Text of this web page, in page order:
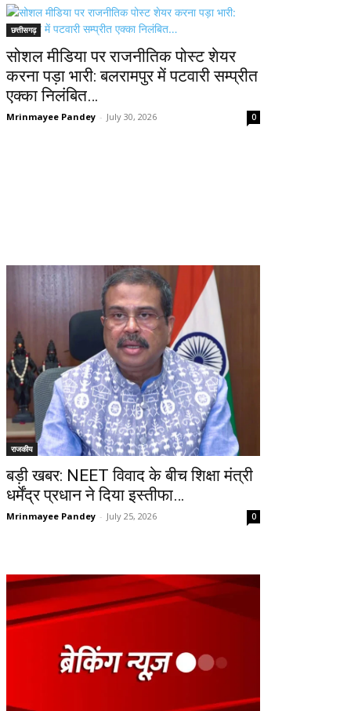
छत्तीसगढ़
सोशल मीडिया पर राजनीतिक पोस्ट शेयर
करना पड़ा भारी: बलरामपुर में पटवारी सम्प्रीत
एक्का निलंबित…
Mrinmayee Pandey - July 30, 2026 0
राजकीय
बड़ी खबर: NEET विवाद के बीच शिक्षा मंत्री
धर्मेंद्र प्रधान ने दिया इस्तीफा…
Mrinmayee Pandey - July 25, 2026 0